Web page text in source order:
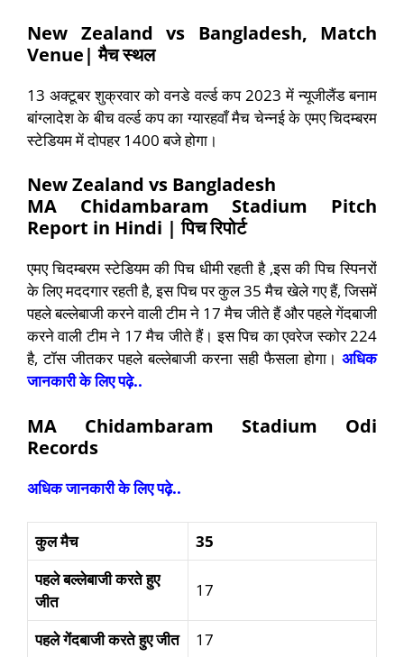
New Zealand vs Bangladesh, Match
Venue| मैच स्थल
13 अक्टूबर शुक्रवार को वनडे वर्ल्ड कप 2023 में न्यूजीलैंड बनाम
बांग्लादेश के बीच वर्ल्ड कप का ग्यारहवाँ मैच चेन्नई के एमए चिदम्बरम
स्टेडियम में दोपहर 1400 बजे होगा।
New Zealand vs Bangladesh
MA Chidambaram Stadium Pitch
Report in Hindi | पिच रिपोर्ट
एमए चिदम्बरम स्टेडियम की पिच धीमी रहती है ,इस की पिच स्पिनरों
के लिए मददगार रहती है, इस पिच पर कुल 35 मैच खेले गए हैं, जिसमें
पहले बल्लेबाजी करने वाली टीम ने 17 मैच जीते हैं और पहले गेंदबाजी
करने वाली टीम ने 17 मैच जीते हैं। इस पिच का एवरेज स्कोर 224
है, टॉस जीतकर पहले बल्लेबाजी करना सही फैसला होगा। अधिक
जानकारी के लिए पढ़े..
MA Chidambaram Stadium Odi
Records
अधिक जानकारी के लिए पढ़े..
कुलमैच
35
पहलेबल्लेबाजीकरतेहुए
जीत
17
पहलेगेंदबाजीकरतेहुएजीत
17